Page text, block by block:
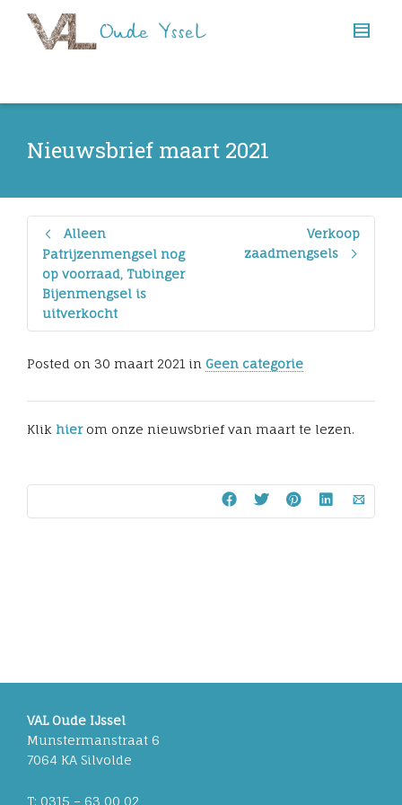
Nieuwsbrief maart 2021
Alleen
Patrijzenmengsel nog
op voorraad, Tubinger
Bijenmengsel is
uitverkocht
Verkoop
zaadmengsels
Posted on 30 maart 2021 in Geen categorie
Klik hierom onze nieuwsbrief van maart te lezen.
VAL Oude IJssel
Munstermanstraat 6
7064 KA Silvolde
T: 0315 – 63 00 02